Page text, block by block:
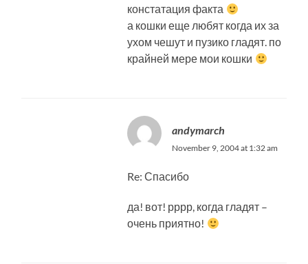
констатация факта
а кошки еще любят когда их за
ухом чешут и пузико гладят. по
крайней мере мои кошки
andymarch
November 9, 2004 at 1:32 am
Re: Спасибо
да! вот! рррр, когда гладят –
очень приятно!